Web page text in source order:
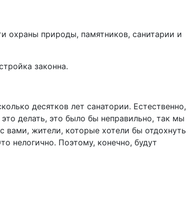
охраны природы, памятников, санитарии и
законна.
десятков лет санатории. Естественно,
делать, это было бы неправильно, так мы
жители, которые хотели бы отдохнуть
нелогично. Поэтому, конечно, будут